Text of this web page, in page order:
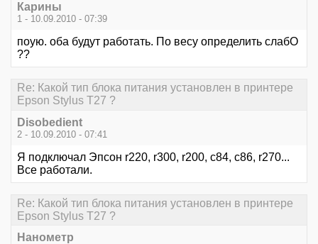
Карины
1 - 10.09.2010 - 07:39
поую. оба будут работать. По весу определить слабО
??
Re: Какой тип блока питания установлен в принтере
Epson Stylus T27 ?
Disobedient
2 - 10.09.2010 - 07:41
Я подключал Эпсон r220, r300, r200, c84, c86, r270...
Все работали.
Re: Какой тип блока питания установлен в принтере
Epson Stylus T27 ?
Нанометр